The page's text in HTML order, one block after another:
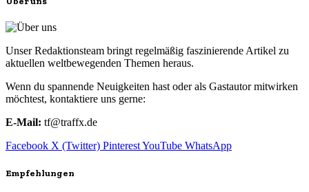
Unser Redaktionsteam bringt regelmäßig faszinierende Artikel zu
aktuellen weltbewegenden Themen heraus.
Wenn du spannende Neuigkeiten hast oder als Gastautor mitwirken
möchtest, kontaktiere uns gerne:
E-Mail: tf@traffx.de
Facebook X (Twitter) PinterestYouTube WhatsApp
Empfehlungen